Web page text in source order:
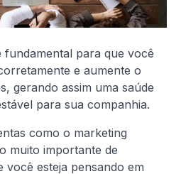
fundamental para que você
e aumente o
gerando assim uma saúde
para sua companhia.
como o marketing
muito importante de
você esteja pensando em